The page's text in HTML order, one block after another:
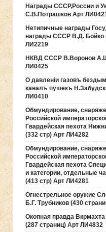
Награды СССР,России и
С.В.Потрашков Арт
Нетипичные награды
награды СССР В.Д. Бойко
ЛИ2219
НКВД СССР В.Воронов
ЛИ0425
О давленiи газовъ
каналъ пушекъ
ЛИ0410
Обмундирование,
Российской
Гвардейская пехота
(332 стр) Арт ЛИ4282
Обмундирование,
Российской
Гвардейская пехота
и категории, отдельные
(413 стр) Арт ЛИ4281
Огнестрельное оружие
Б.Г. Трубников (430
Окопная правда
(287 страниц) Арт ЛИ4832